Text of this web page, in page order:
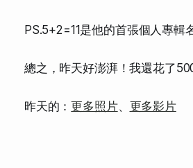
PS.5+2=11是他的首張個人專輯
總之，昨天好澎湃！我還花了
昨天的：更多照片、 更多影片